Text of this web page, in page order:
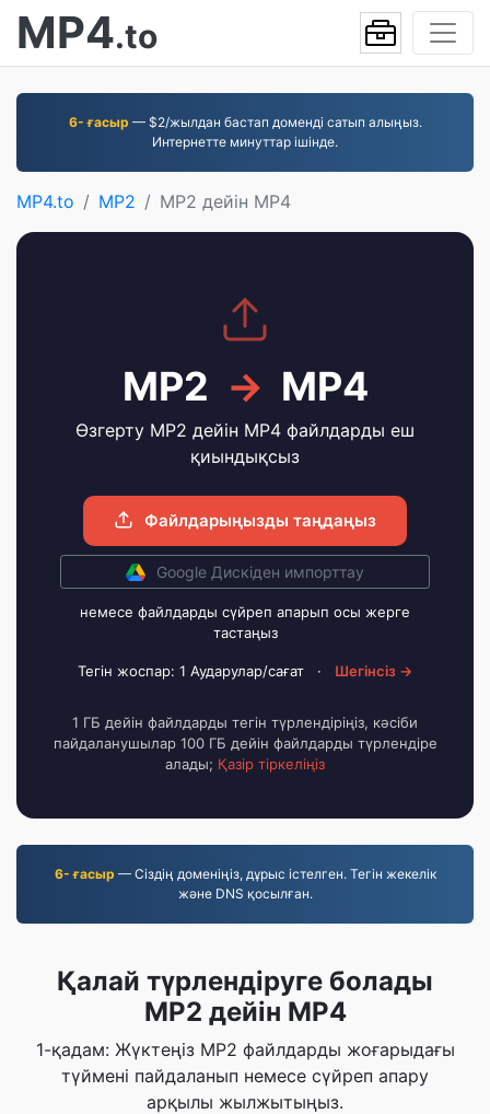
MP4.to
6- ғасыр — $2/жылдан бастап доменді сатып алыңыз.
Интернетте минуттар ішінде.
MP4.to MP2 MP2 дейін MP4
MP2 → MP4
Өзгерту MP2 дейін MP4 файлдарды еш
қиындықсыз
Файлдарыңызды таңдаңыз
Google Дискіден импорттау
немесе файлдарды сүйреп апарып осы жерге
тастаңыз
Тегін жоспар: 1 Аударулар/сағат · Шегінсіз →
1 ГБ дейін файлдарды тегін түрлендіріңіз, кәсіби
пайдаланушылар 100 ГБ дейін файлдарды түрлендіре
алады; Қазір тіркеліңіз
6- ғасыр — Сіздің доменіңіз, дұрыс істелген. Тегін жекелік
және DNS қосылған.
Қалай түрлендіруге болады
MP2 дейін MP4
1-қадам: Жүктеңіз MP2 файлдарды жоғарыдағы
түймені пайдаланып немесе сүйреп апару
арқылы жылжытыңыз.